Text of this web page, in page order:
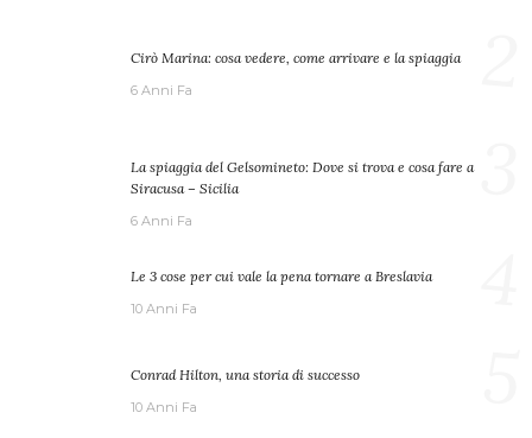
Cirò Marina: cosa vedere, come arrivare e la spiaggia
6 Anni Fa
La spiaggia del Gelsomineto: Dove si trova e cosa fare a
Siracusa – Sicilia
6 Anni Fa
Le 3 cose per cui vale la pena tornare a Breslavia
10 Anni Fa
Conrad Hilton, una storia di successo
10 Anni Fa